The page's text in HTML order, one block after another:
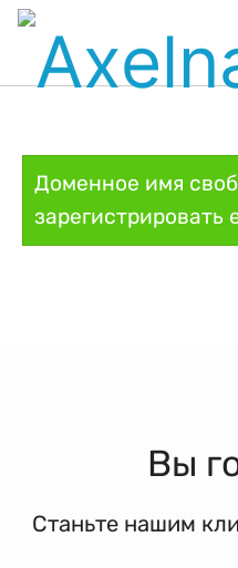
Доменное имя
зарегистрировать
Вы
Станьте нашим